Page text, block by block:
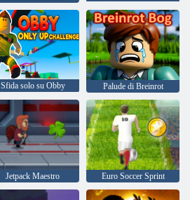
Sfida solo su Obby Palude di Breinrot
Jetpack Maestro Euro Soccer Sprint